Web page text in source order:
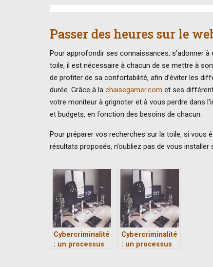
Passer des heures sur le
Pour approfondir ses connaissances, s’adonner
toile, il est nécessaire à chacun de se mettre à
de profiter de sa confortabilité, afin d’éviter les
durée. Grâce à la chaisegamer.com et ses
votre moniteur à grignoter et à vous perdre dans
et budgets, en fonction des besoins de chacun.
Pour préparer vos recherches sur la toile, si vous
résultats proposés, n’oubliez pas de vous installer
Cybercriminalité
: un processus
Cybercriminalité
: un processus